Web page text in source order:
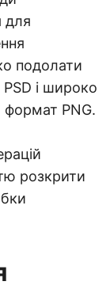
для
подолати
і широко
PNG.
розкрити